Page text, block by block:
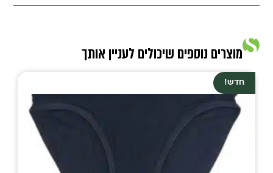
מוצרים נוספים שיכולים לעניין אותך
חדש!